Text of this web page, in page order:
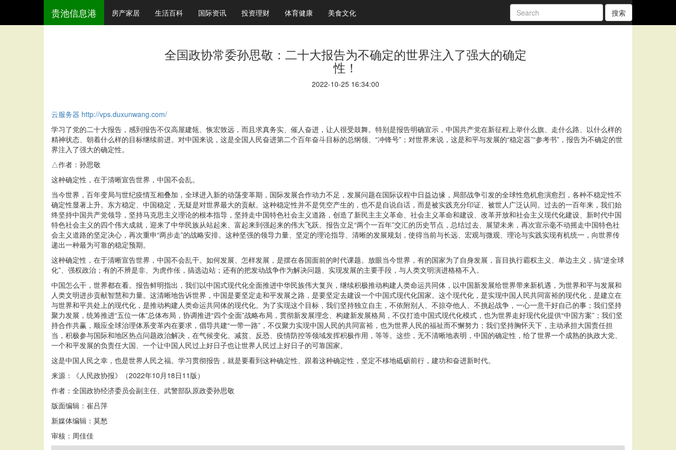
贵池信息港 房产家居 生活百科 国际资讯 投资理财 体育健康 美食文化 搜索
全国政协常委孙思敬：二十大报告为不确定的世界注入了强大的确定
性！
2022-10-25 16:34:00
云服务器 http://vps.duxunwang.com/
学习了党的二十大报告，感到报告不仅高屋建瓴、恢宏致远，而且求真务实、催人奋进，让人很受鼓舞。特别是报告明确宣示，中国共产党在新征程上举什么旗、走什么路、以什么样的
精神状态、朝着什么样的目标继续前进。对中国来说，这是全国人民奋进第二个百年奋斗目标的总纲领、“冲锋号”；对世界来说，这是和平与发展的“稳定器”“参考书”，报告为不确定的世
界注入了强大的确定性。
△作者：孙思敬
这种确定性，在于清晰宣告世界，中国不会乱。
当今世界，百年变局与世纪疫情互相叠加，全球进入新的动荡变革期，国际发展合作动力不足，发展问题在国际议程中日益边缘，局部战争引发的全球性危机愈演愈烈，各种不稳定性不
确定性显著上升。东方稳定、中国稳定，无疑是对世界最大的贡献。这种稳定性并不是凭空产生的，也不是自说自话，而是被实践充分印证、被世人广泛认同。过去的一百年来，我们始
终坚持中国共产党领导，坚持马克思主义理论的根本指导，坚持走中国特色社会主义道路，创造了新民主主义革命、社会主义革命和建设、改革开放和社会主义现代化建设、新时代中国
特色社会主义的四个伟大成就，迎来了中华民族从站起来、富起来到强起来的伟大飞跃。报告立足“两个一百年”交汇的历史节点，总结过去、展望未来，再次宣示毫不动摇走中国特色社
会主义道路的坚定决心，再次重申“两步走”的战略安排。这种坚强的领导力量、坚定的理论指导、清晰的发展规划，使得当前与长远、宏观与微观、理论与实践实现有机统一，向世界传
递出一种最为可靠的稳定预期。
这种确定性，在于清晰宣告世界，中国不会乱干。如何发展、怎样发展，是摆在各国面前的时代课题。放眼当今世界，有的国家为了自身发展，盲目执行霸权主义、单边主义，搞“逆全球
化”、强权政治；有的不辨是非、为虎作伥，搞选边站；还有的把发动战争作为解决问题、实现发展的主要手段，与人类文明演进格格不入。
中国怎么干，世界都在看。报告鲜明指出，我们以中国式现代化全面推进中华民族伟大复兴，继续积极推动构建人类命运共同体，以中国新发展给世界带来新机遇，为世界和平与发展和
人类文明进步贡献智慧和力量。这清晰地告诉世界，中国是要坚定走和平发展之路，是要坚定去建设一个中国式现代化国家。这个现代化，是实现中国人民共同富裕的现代化，是建立在
与世界和平共处上的现代化，是推动构建人类命运共同体的现代化。为了实现这个目标，我们坚持独立自主，不依附别人、不掠夺他人、不挑起战争，一心一意干好自己的事；我们坚持
聚力发展，统筹推进“五位一体”总体布局，协调推进“四个全面”战略布局，贯彻新发展理念、构建新发展格局，不仅打造中国式现代化模式，也为世界走好现代化提供“中国方案”；我们坚
持合作共赢，顺应全球治理体系变革内在要求，倡导共建“一带一路”，不仅聚力实现中国人民的共同富裕，也为世界人民的福祉而不懈努力；我们坚持胸怀天下，主动承担大国责任担
当，积极参与国际和地区热点问题政治解决，在气候变化、减贫、反恐、疫情防控等领域发挥积极作用，等等。这些，无不清晰地表明，中国的确定性，给了世界一个成熟的执政大党、
一个和平发展的负责任大国、一个让中国人民过上好日子也让世界人民过上好日子的可靠国家。
这是中国人民之幸，也是世界人民之福。学习贯彻报告，就是要看到这种确定性、跟着这种确定性，坚定不移地砥砺前行，建功和奋进新时代。
来源：《人民政协报》（2022年10月18日11版）
作者：全国政协经济委员会副主任、武警部队原政委孙思敬
版面编辑：崔吕萍
新媒体编辑：莫愁
审核：周佳佳